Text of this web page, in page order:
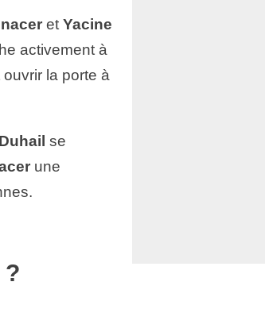
et Yacine
activement à
la porte à
se
une
?